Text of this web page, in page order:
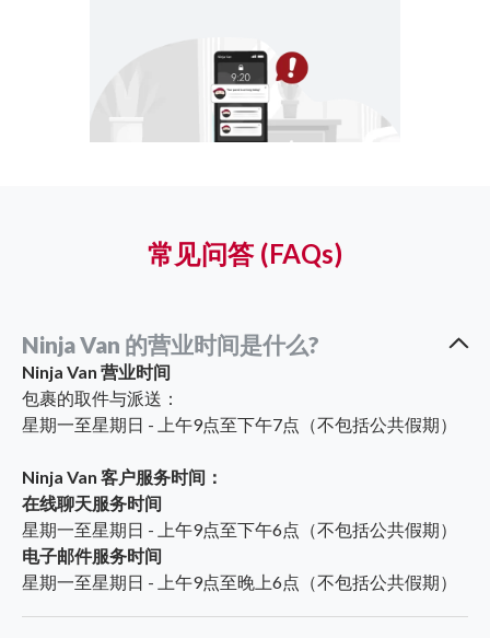
常见问答 (FAQs)
Ninja Van 的营业时间是什么?
Ninja Van 营业时间
包裹的取件与派送：
星期一至星期日 - 上午9点至下午7点（不包括公共假期）
Ninja Van 客户服务时间：
在线聊天服务时间
星期一至星期日 - 上午9点至下午6点（不包括公共假期）
电子邮件服务时间
星期一至星期日 - 上午9点至晚上6点（不包括公共假期）